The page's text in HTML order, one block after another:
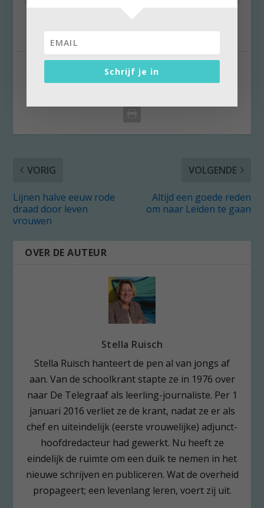
DEEL:
VORIG
Lijnen halve eeuw rode
draad door leven
vrouwen
VOLGENDE
Altijd een goede reden
om naar Leiden te gaan
OVER DE AUTEUR
Stella Ruisch
Stella Ruisch hanteert de pen al van jongs af
aan. Van de schoolkrant stapte ze in 1976 over
naar De Telegraaf als leerling-journaliste. Per 1
januari 2016 verliet ze de krant, nadat ze er als
chef en uiteindelijk (eerste vrouwelijke) adjunct-
hoofdredacteur had gewerkt. Nu heeft ze
eindelijk de ruimte om een duik te nemen in het
nieuwe schrijven en publiceren. Wat de overheid
propageert; een levenlang leren, voert zij uit.
Schrijf je in